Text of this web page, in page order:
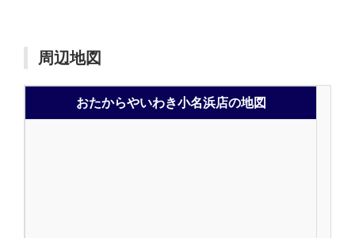
周辺地図
おたからやいわき小名浜店の地図